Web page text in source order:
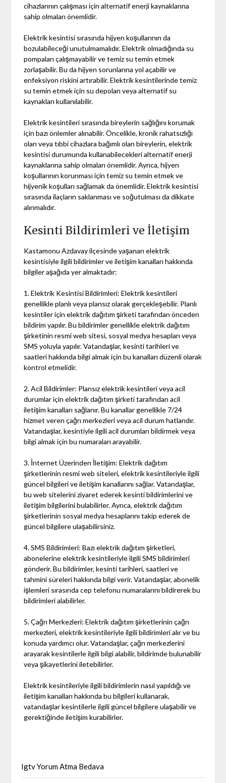
cihazlarının çalışması için alternatif enerji kaynaklarına
sahip olmaları önemlidir.
Elektrik kesintisi sırasında hijyen koşullarının da
bozulabileceği unutulmamalıdır. Elektrik olmadığında su
pompaları çalışmayabilir ve temiz su temin etmek
zorlaşabilir. Bu da hijyen sorunlarına yol açabilir ve
enfeksiyon riskini artırabilir. Elektrik kesintilerinde temiz
su temin etmek için su depoları veya alternatif su
kaynakları kullanılabilir.
Elektrik kesintileri sırasında bireylerin sağlığını korumak
için bazı önlemler alınabilir. Öncelikle, kronik rahatsızlığı
olan veya tıbbi cihazlara bağımlı olan bireylerin, elektrik
kesintisi durumunda kullanabilecekleri alternatif enerji
kaynaklarına sahip olmaları önemlidir. Ayrıca, hijyen
koşullarının korunması için temiz su temin etmek ve
hijyenik koşulları sağlamak da önemlidir. Elektrik kesintisi
sırasında ilaçların saklanması ve soğutulması da dikkate
alınmalıdır.
Kesinti Bildirimleri ve İletişim
Kastamonu Azdavay ilçesinde yaşanan elektrik
kesintisiyle ilgili bildirimler ve iletişim kanalları hakkında
bilgiler aşağıda yer almaktadır:
1. Elektrik Kesintisi Bildirimleri: Elektrik kesintileri
genellikle planlı veya plansız olarak gerçekleşebilir. Planlı
kesintiler için elektrik dağıtım şirketi tarafından önceden
bildirim yapılır. Bu bildirimler genellikle elektrik dağıtım
şirketinin resmi web sitesi, sosyal medya hesapları veya
SMS yoluyla yapılır. Vatandaşlar, kesinti tarihleri ve
saatleri hakkında bilgi almak için bu kanalları düzenli olarak
kontrol etmelidir.
2. Acil Bildirimler: Plansız elektrik kesintileri veya acil
durumlar için elektrik dağıtım şirketi tarafından acil
iletişim kanalları sağlanır. Bu kanallar genellikle 7/24
hizmet veren çağrı merkezleri veya acil durum hatlarıdır.
Vatandaşlar, kesintiyle ilgili acil durumları bildirmek veya
bilgi almak için bu numaraları arayabilir.
3. İnternet Üzerinden İletişim: Elektrik dağıtım
şirketlerinin resmi web siteleri, elektrik kesintileriyle ilgili
güncel bilgileri ve iletişim kanallarını sağlar. Vatandaşlar,
bu web sitelerini ziyaret ederek kesinti bildirimlerini ve
iletişim bilgilerini bulabilirler. Ayrıca, elektrik dağıtım
şirketlerinin sosyal medya hesaplarını takip ederek de
güncel bilgilere ulaşabilirsiniz.
4. SMS Bildirimleri: Bazı elektrik dağıtım şirketleri,
abonelerine elektrik kesintileriyle ilgili SMS bildirimleri
gönderir. Bu bildirimler, kesinti tarihleri, saatleri ve
tahmini süreleri hakkında bilgi verir. Vatandaşlar, abonelik
işlemleri sırasında cep telefonu numaralarını bildirerek bu
bildirimleri alabilirler.
5. Çağrı Merkezleri: Elektrik dağıtım şirketlerinin çağrı
merkezleri, elektrik kesintileriyle ilgili bildirimleri alır ve bu
konuda yardımcı olur. Vatandaşlar, çağrı merkezlerini
arayarak kesintilerle ilgili bilgi alabilir, bildirimde bulunabilir
veya şikayetlerini iletebilirler.
Elektrik kesintileriyle ilgili bildirimlerin nasıl yapıldığı ve
iletişim kanalları hakkında bu bilgileri kullanarak,
vatandaşlar kesintilerle ilgili güncel bilgilere ulaşabilir ve
gerektiğinde iletişim kurabilirler.
Igtv Yorum Atma Bedava